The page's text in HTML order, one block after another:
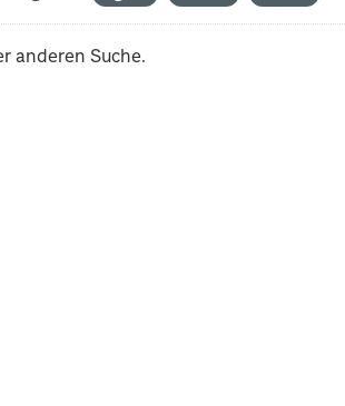
anderen Suche.